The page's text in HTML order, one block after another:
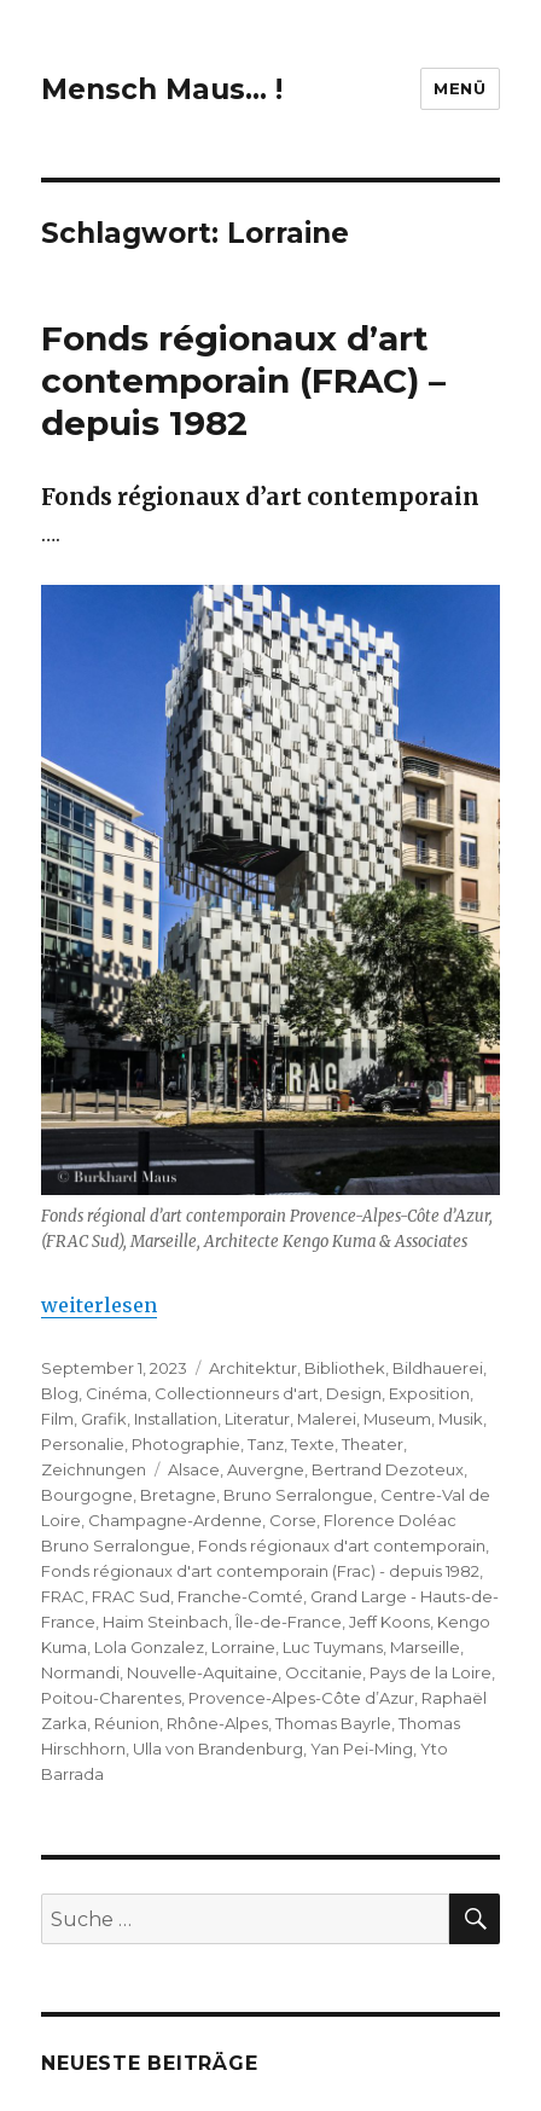
Mensch Maus… ! MENÜ
Schlagwort: Lorraine
Fonds régionaux d’art
contemporain (FRAC) –
depuis 1982
Fonds régionaux d’art contemporain
….
Fonds régional d’art contemporain Provence-Alpes-Côte d’Azur,
(FRAC Sud), Marseille, Architecte Kengo Kuma & Associates
„Fonds régionaux d’art contemporain (FRAC) –
weiterlesen
Veröffentlicht
am
September 1, 2023 Kategorien
Architektur, Bibliothek, Bildhauerei,
Blog, Cinéma, Collectionneurs d'art, Design, Exposition,
Film, Grafik, Installation, Literatur, Malerei, Museum, Musik,
Personalie, Photographie,Tanz,Texte,Theater,
Zeichnungen
Schlagwörter
Alsace,Auvergne, Bertrand Dezoteux,
Bourgogne, Bretagne, Bruno Serralongue, Centre-Val de
Loire, Champagne-Ardenne, Corse, Florence Doléac
Bruno Serralongue, Fonds régionaux d'art contemporain,
Fonds régionaux d'art contemporain (Frac) - depuis 1982,
FRAC, FRAC Sud, Franche-Comté, Grand Large - Hauts-de-
France, Haim Steinbach,Île-de-France,Jeff Koons, Kengo
Kuma, Lola Gonzalez, Lorraine, Luc Tuymans, Marseille,
Normandi, Nouvelle-Aquitaine, Occitanie, Pays de la Loire,
Poitou-Charentes, Provence-Alpes-Côte d’Azur, Raphaël
Zarka, Réunion, Rhône-Alpes,Thomas Bayrle,Thomas
Hirschhorn, Ulla von Brandenburg,Yan Pei-Ming,Yto
Barrada
Suche
nach:
NEUESTE BEITRÄGE